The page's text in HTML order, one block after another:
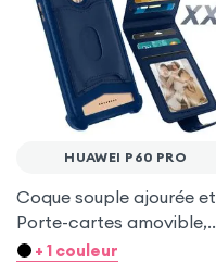
HUAWEI P60 PRO
Coque souple ajourée et
Porte-cartes amovible,
avec languette
+ 1 couleur